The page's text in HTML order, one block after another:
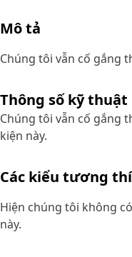
Mô tả
Chúng tôi vẫn cố gắng
Thông số kỹ thuật
Chúng tôi vẫn cố gắng
kiện này.
Các kiểu tương
Hiện chúng tôi không
này.